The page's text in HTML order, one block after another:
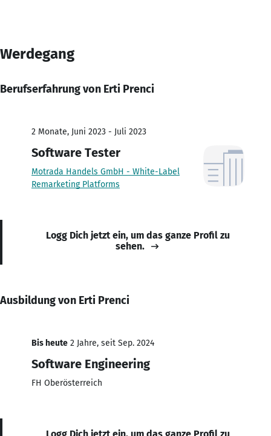
Werdegang
Berufserfahrung von Erti Prenci
2 Monate, Juni 2023 - Juli 2023
Software Tester
Motrada Handels GmbH - White-Label
Remarketing Platforms
Logg Dich jetzt ein, um das ganze Profil zu
sehen.
Ausbildung von Erti Prenci
Bis heute 2 Jahre, seit Sep. 2024
Software Engineering
FH Oberösterreich